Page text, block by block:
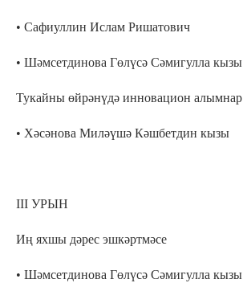
• Сафиуллин Ислам Ришатович
• Шәмсетдинова Гөлүсә Сәмигулла кызы
Тукайны өйрәнүдә инновацион алымнар
• Хәсәнова Миләүшә Кәшбетдин кызы
III УРЫН
Иң яхшы дәрес эшкәртмәсе
• Шәмсетдинова Гөлүсә Сәмигулла кызы